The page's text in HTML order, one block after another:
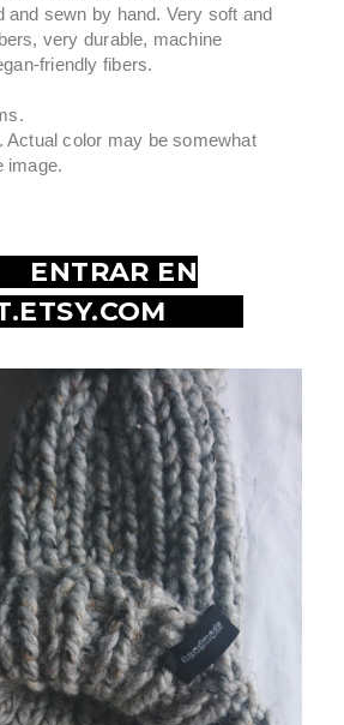
and sewn by hand. Very soft and
very durable, machine
friendly fibers.
Actual color may be somewhat
image.
EN